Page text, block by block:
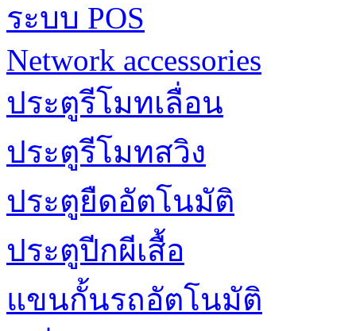
ระบบ POS
Network accessories
ประตูรีโมทเลื่อน
ประตูรีโมทสวิง
ประตูยืดอัตโนมัติ
ประตูปีกผีเสื้อ
แขนกั้นรถอัตโนมัติ